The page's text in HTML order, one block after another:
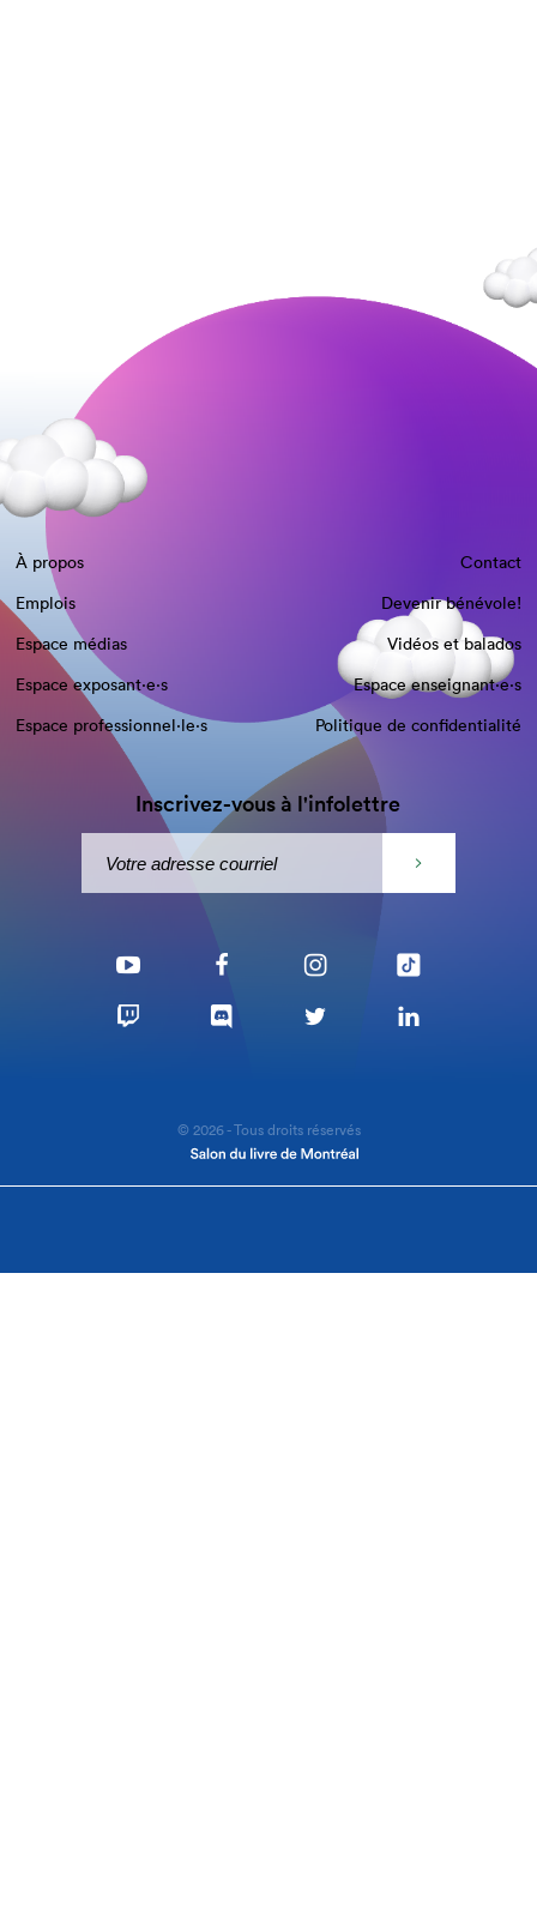
À propos
Contact
Emplois
Devenir bénévole!
Espace médias
Vidéos et balados
Espace exposant·e⋅s
Espace enseignant·e⋅s
Espace professionnel·le⋅s
Politique de confidentialité
Inscrivez-vous à l'infolettre
© 2026 - Tous droits réservés